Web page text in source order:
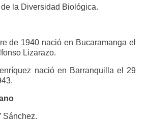
la Diversidad Biológica.
de 1940 nació en Bucaramanga el
Lizarazo.
nació en Barranquilla el 29
Sánchez.